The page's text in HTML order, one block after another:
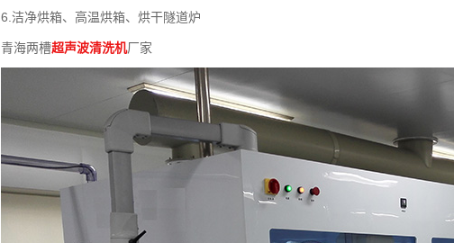
6.洁净烘箱、高温烘箱、烘干隧道炉
青海两槽超声波清洗机厂家